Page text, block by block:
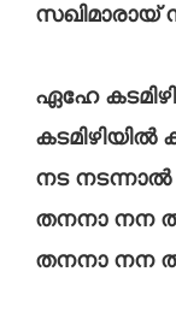
ഏഹേ
കടമിഴിയിൽ
നട നടന്നാൽ
തനനാ നന
തനനാ നന